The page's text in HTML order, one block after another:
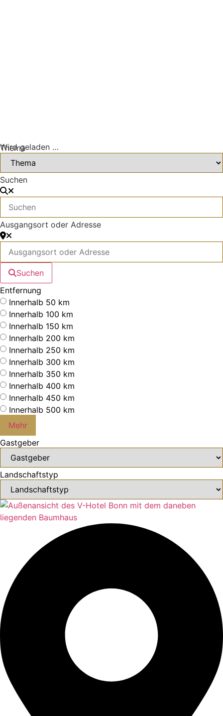
Wird geladen …
Thema
Suchen
Ausgangsort oder Adresse
Suchen
Entfernung
Innerhalb 50 km
Innerhalb 100 km
Innerhalb 150 km
Innerhalb 200 km
Innerhalb 250 km
Innerhalb 300 km
Innerhalb 350 km
Innerhalb 400 km
Innerhalb 450 km
Innerhalb 500 km
Mehr
Gastgeber
Landschaftstyp